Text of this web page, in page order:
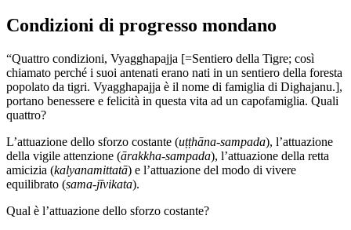
Condizioni di progresso mondano
“Quattro condizioni, Vyagghapajja [=Sentiero della Tigre; così
chiamato perché i suoi antenati erano nati in un sentiero della foresta
popolato da tigri. Vyagghapajja è il nome di famiglia di Dighajanu.],
portano benessere e felicità in questa vita ad un capofamiglia. Quali
quattro?
L’attuazione dello sforzo costante (uṭṭhāna-sampada), l’attuazione
della vigile attenzione (ārakkha-sampada), l’attuazione della retta
amicizia (kalyanamittatā) e l’attuazione del modo di vivere
equilibrato (sama-jīvikata).
Qual è l’attuazione dello sforzo costante?